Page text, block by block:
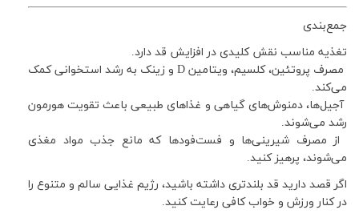
جمع‌بندی
تغذیه مناسب نقش کلیدی در افزایش قد دارد.
مصرف پروتئین، کلسیم، ویتامین D و زینک به رشد استخوانی کمک
می‌کند.
آجیل‌ها، دمنوش‌های گیاهی و غذاهای طبیعی باعث تقویت هورمون
رشد می‌شوند.
از مصرف شیرینی‌ها و فست‌فودها که مانع جذب مواد مغذی
می‌شوند، پرهیز کنید.
اگر قصد دارید قد بلندتری داشته باشید، رژیم غذایی سالم و متنوع را
در کنار ورزش و خواب کافی رعایت کنید.